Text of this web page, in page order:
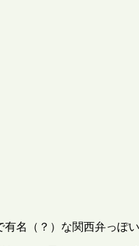
名（？）な関西弁っぽ